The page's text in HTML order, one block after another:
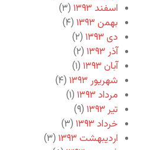
اسفند ۱۳۹۳
(۳)
بهمن ۱۳۹۳
(۴)
دی ۱۳۹۳
(۲)
آذر ۱۳۹۳
(۲)
آبان ۱۳۹۳
(۱)
شهریور ۱۳۹۳
(۴)
مرداد ۱۳۹۳
(۱)
تیر ۱۳۹۳
(۹)
خرداد ۱۳۹۳
(۳)
اردیبهشت ۱۳۹۳
(۳)